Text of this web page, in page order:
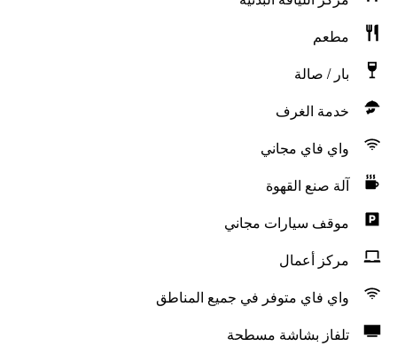
مطعم
بار / صالة
خدمة الغرف
واي فاي مجاني
آلة صنع القهوة
موقف سيارات مجاني
مركز أعمال
واي فاي متوفر في جميع المناطق
تلفاز بشاشة مسطحة